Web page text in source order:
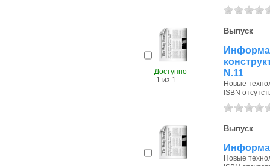
Доступно
1 из 1
Выпуск
N.11
Новые
ISBN
Выпуск
Новые